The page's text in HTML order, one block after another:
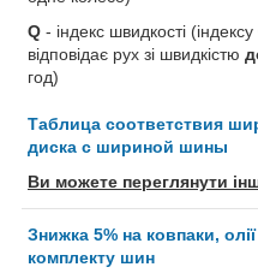
Q - індекс швидкості
відповідає рух зі швидкістю
год)
Таблица соответствия
диска с шириной шины
Ви можете переглянути
Знижка 5% на ковпаки,
комплекту шин